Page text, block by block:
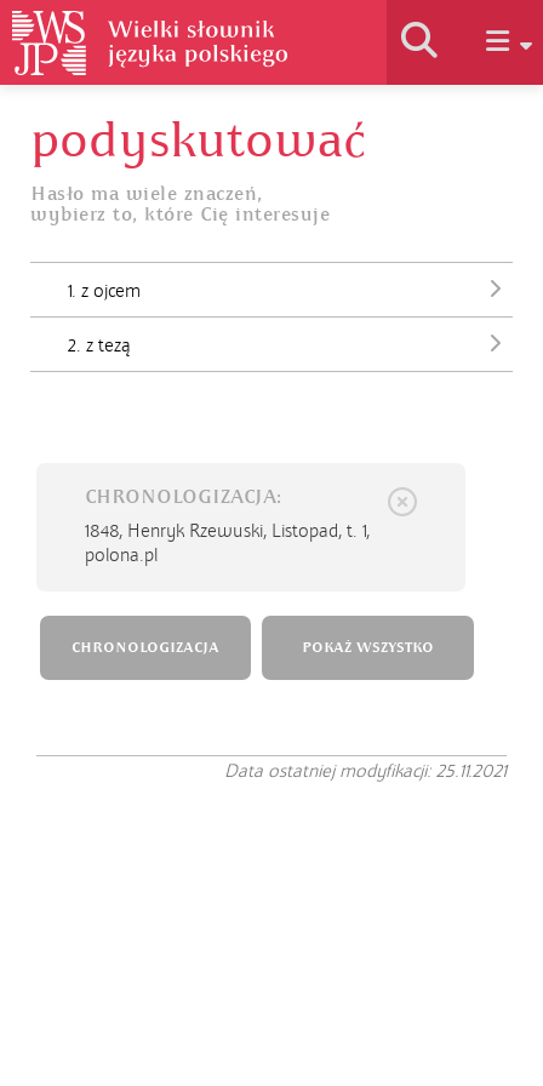
Historia słownika
Jak korzystać
podyskutować
Hasło ma wiele znaczeń,
wybierz to, które Cię interesuje
1. z ojcem
2. z tezą
CHRONOLOGIZACJA:
1848, Henryk Rzewuski, Listopad, t. 1,
polona.pl
CHRONOLOGIZACJA POKAŻ WSZYSTKO
Data ostatniej modyfikacji: 25.11.2021